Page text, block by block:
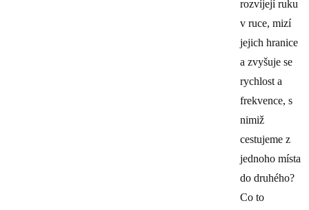
rozvíjejí ruku
v ruce, mizí
jejich hranice
a zvyšuje se
rychlost a
frekvence, s
nimiž
cestujeme z
jednoho místa
do druhého?
Co to